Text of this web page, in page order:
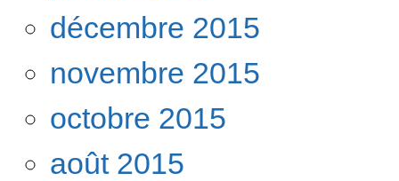
décembre 2015
novembre 2015
octobre 2015
août 2015